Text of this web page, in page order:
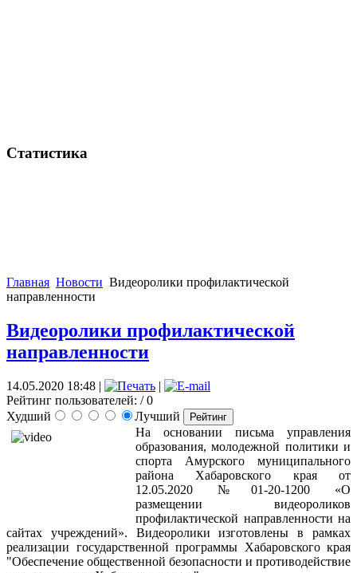
Статистика
Главная Новости Видеоролики профилактической
направленности
Видеоролики профилактической
направленности
14.05.2020 18:48 |
|
Рейтинг пользователей: / 0
Худший
Лучший
На основании письма управления
образования, молодежной политики и
спорта Амурского муниципального
района Хабаровского края от
12.05.2020 №01-20-1200 «О
размещении видеороликов
профилактической направленности на
сайтах учреждений». Видеоролики изготовлены в рамках
реализации государственной программы Хабаровского края
"Обеспечение общественной безопасности и противодействие